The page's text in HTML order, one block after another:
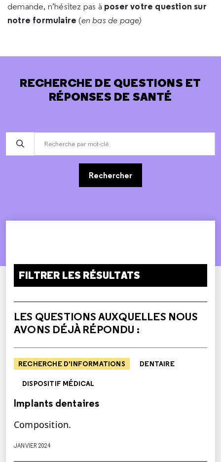
demande, n’hésitez pas à poser votre question sur
notre formulaire (en bas de page)
RECHERCHE DE QUESTIONS ET
RÉPONSES DE SANTÉ
Rechercher
FILTRER LES RÉSULTATS
LES QUESTIONS AUXQUELLES NOUS
AVONS DÉJÀ RÉPONDU :
RECHERCHE D'INFORMATIONS DENTAIRE
DISPOSITIF MÉDICAL
Implants dentaires
Composition.
JANVIER 2024